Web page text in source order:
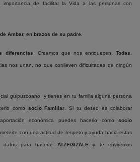
importancia de facilitar la Vida a las personas con
Ambar, en brazos de su padre.
diferencias . Creemos que nos enriquecen.Todas
nos unan, no que conlleven dificultades de ningún
guipuzcoano, y tienes en tu familia alguna persona
como socio Familiar . Si tu deseo es colaborar
económica puedes hacerlo como socio
con una actitud de respeto y ayuda hacia estas
datos para hacerte ATZEGIZALE y te enviremos